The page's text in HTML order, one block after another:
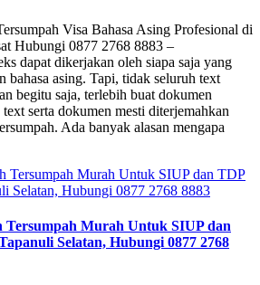
Visa Bahasa Asing Profesional di
Hubungi 0877 2768 8883 –
dapat dikerjakan oleh siapa saja yang
bahasa asing. Tapi, tidak seluruh text
begitu saja, terlebih buat dokumen
serta dokumen mesti diterjemahkan
Ada banyak alasan mengapa
Tersumpah Murah Untuk SIUP dan
Selatan, Hubungi 0877 2768